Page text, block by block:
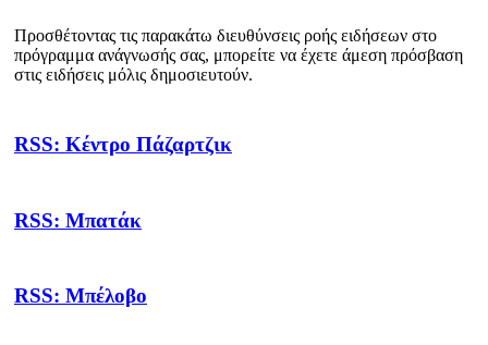
Προσθέτοντας τις παρακάτω διευθύνσεις ροής ειδήσεων στο
πρόγραμμα ανάγνωσής σας, μπορείτε να έχετε άμεση πρόσβαση
στις ειδήσεις μόλις δημοσιευτούν.
RSS: Κέντρο Πάζαρτζικ
RSS: Μπατάκ
RSS: Μπέλοβο